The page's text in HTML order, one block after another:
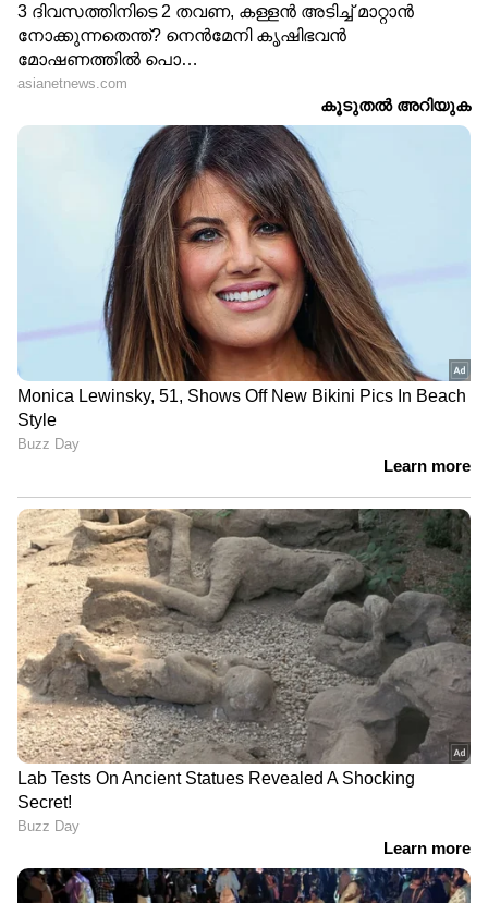
മിഡ് സൈസ് എസ്‍യുവി വിപണി കീഴടക്കുക
എന്ന ലക്ഷ്യത്തോടെയാണ് പുതിയ
മോഡലുമായി മാരുതി സുസുക്കിയുടെ വരവ്.
"എൻട്രി-എസ്‌യുവി സെഗ്‌മെന്റിൽ, ഞങ്ങൾക്ക്
ബ്രെസ്സയുണ്ട്. എന്നാല്‍ മിഡ്-എസ്‌യുവി
സെഗ്‌മെന്റിൽ ഞങ്ങൾ സ്വയം
ശക്തിപ്പെടുത്തേണ്ടതുണ്ട്. മൊത്തത്തിലുള്ള
വിപണിയിൽ, ഞങ്ങൾക്ക് രണ്ട് (എസ്‌യുവി)
മോഡലുകൾ മാത്രമേയുള്ളൂ - ബ്രെസയും
എസ്-ക്രോസും. എന്നാല്‍ ആകെ ഞങ്ങള്‍ക്ക്
48 മോഡലുകളുണ്ട് .. " മാരുതി സുസുക്കി ഇന്ത്യ
ലിമിറ്റഡിന്റെ (എംഎസ്ഐഎൽ) മാർക്കറ്റിംഗ്
ആൻഡ് സെയിൽസ് സീനിയർ എക്സിക്യൂട്ടീവ്
ഡയറക്ടർ ശശാങ്ക് ശ്രീവാസ്‍തവ മുമ്പ്
വ്യക്തമാക്കിയിരുന്നു. വിപണി വിഹിതം
നേടണമെങ്കിൽ കമ്പനിയുടെ എസ്‌യുവി
പോർട്ട്‌ഫോളിയോ ശക്തിപ്പെടുത്തേണ്ടതുണ്ട്
എന്നും അദ്ദേഹം നേരത്തെ
വ്യക്തമാക്കിയിരുന്നു.
നെക്സ ഡീലർഷിപ്പ് ശൃംഖലയിലൂടെ വിൽക്കുന്ന
പുതിയ എസ്‌യുവി ഓൺലൈനിലോ
അംഗീകൃത ഡീലർഷിപ്പിലോ 11,000 രൂപ
ടോക്കൺ തുക നൽകി ബുക്ക് ചെയ്യാം.